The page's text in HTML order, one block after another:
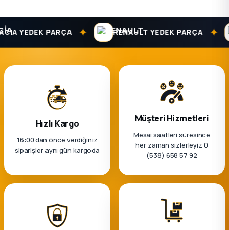
YEDEK PARÇA ✦ RENAULT YEDEK PARÇA ✦
Hızlı Kargo
16:00’dan önce verdiğiniz
siparişler aynı gün kargoda
Müşteri Hizmetleri
Mesai saatleri süresince
her zaman sizlerleyiz 0
(538) 658 57 92